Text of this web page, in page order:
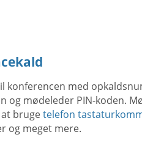
konferencen med
og mødeleder PIN-koden.
brugetelefon
og meget mere.